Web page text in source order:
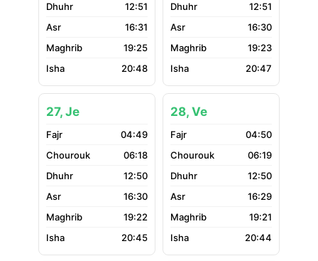
12:51
16:31
19:25
20:48
12:51
16:30
19:23
20:47
27, Je
04:49
06:18
12:50
16:30
19:22
20:45
28, Ve
04:50
06:19
12:50
16:29
19:21
20:44